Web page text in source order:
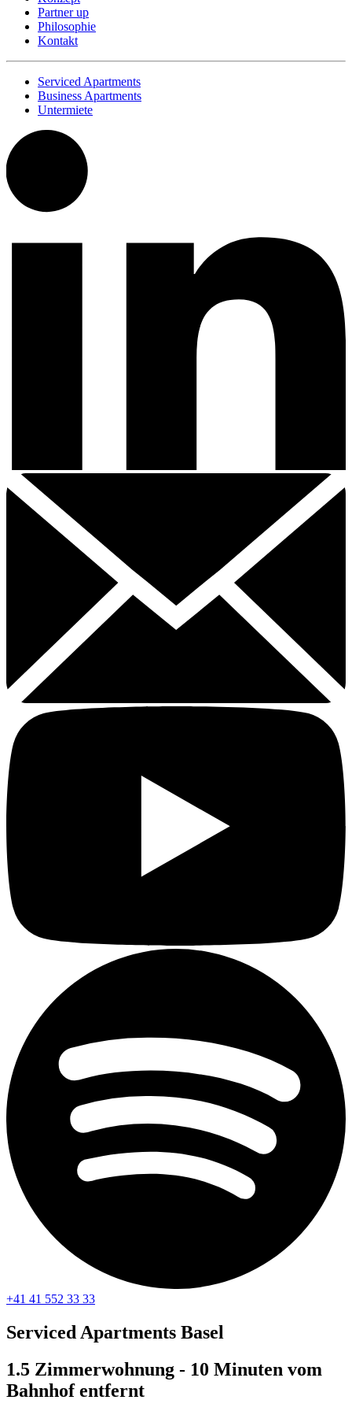
Partner up
Philosophie
Kontakt
Serviced Apartments
Business Apartments
Untermiete
+41 41 552 33 33
Serviced Apartments Basel
1.5 Zimmerwohnung - 10 Minuten vom
Bahnhof entfernt